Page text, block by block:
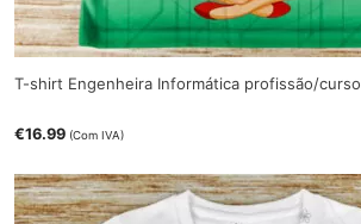
T-shirt Engenheira Informática profissão/curso
€16.99 (Com IVA)